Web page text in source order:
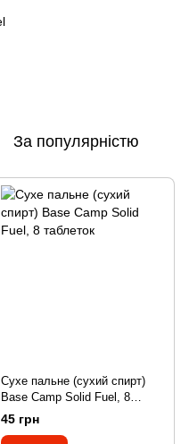
За популярністю
Сухе пальне (сухий спирт)
Base Camp Solid Fuel, 8
таблеток
45 грн